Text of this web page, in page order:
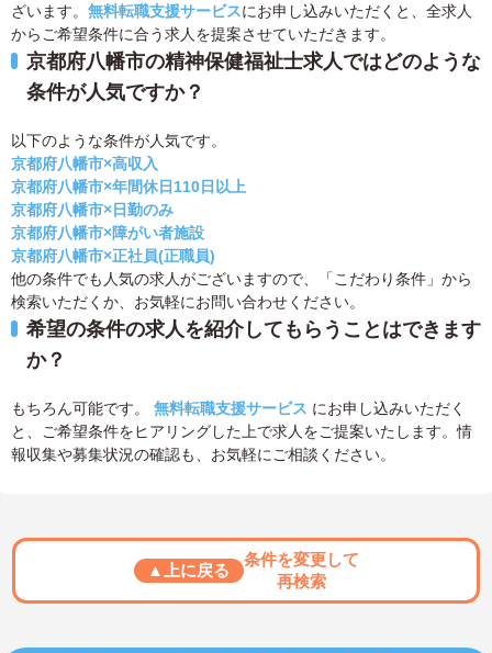
ざいます。 無料転職支援サービスにお申し込みいただくと、全求人
からご希望条件に合う求人を提案させていただきます。
京都府八幡市の精神保健福祉士求人ではどのような
条件が人気ですか？
以下のような条件が人気です。
京都府八幡市×高収入
京都府八幡市×年間休日110日以上
京都府八幡市×日勤のみ
京都府八幡市×障がい者施設
京都府八幡市×正社員(正職員)
他の条件でも人気の求人がございますので、「こだわり条件」から
検索いただくか、お気軽にお問い合わせください。
希望の条件の求人を紹介してもらうことはできます
か？
もちろん可能です。 無料転職支援サービス にお申し込みいただく
と、ご希望条件をヒアリングした上で求人をご提案いたします。情
報収集や募集状況の確認も、お気軽にご相談ください。
▲上に戻る
条件を変更して
再検索